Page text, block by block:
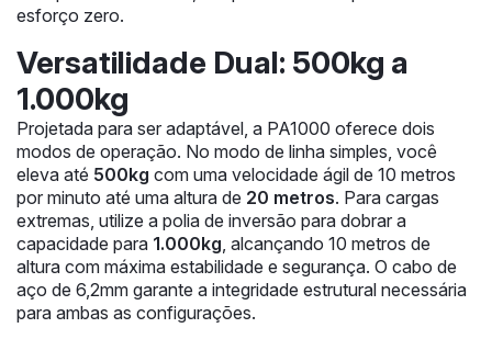
esforço zero.
Versatilidade Dual: 500kg a
1.000kg
Projetada para ser adaptável, a PA1000 oferece dois
modos de operação. No modo de linha simples, você
eleva até 500kg com uma velocidade ágil de 10 metros
por minuto até uma altura de 20 metros. Para cargas
extremas, utilize a polia de inversão para dobrar a
capacidade para 1.000kg , alcançando 10 metros de
altura com máxima estabilidade e segurança. O cabo de
aço de 6,2mm garante a integridade estrutural necessária
para ambas as configurações.